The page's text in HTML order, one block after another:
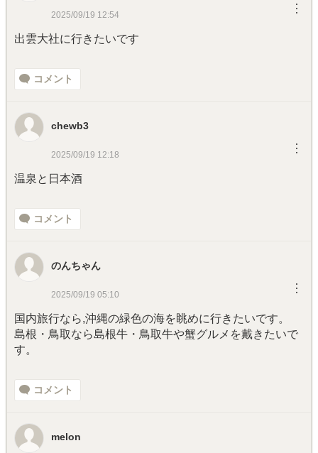
2025/09/19 12:54 ︙
出雲大社に行きたいです
コメント
chewb3
2025/09/19 12:18 ︙
温泉と日本酒
コメント
のんちゃん
2025/09/19 05:10 ︙
国内旅行なら,沖縄の緑色の海を眺めに行きたいです。
島根・鳥取なら島根牛・鳥取牛や蟹グルメを戴きたいで
す。
コメント
melon